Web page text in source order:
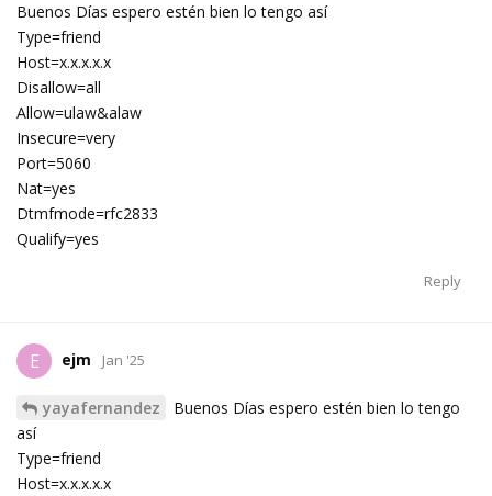
Buenos Días espero estén bien lo tengo así
Type=friend
Host=x.x.x.x.x
Disallow=all
Allow=ulaw&alaw
Insecure=very
Port=5060
Nat=yes
Dtmfmode=rfc2833
Qualify=yes
Reply
E ejm Jan '25
yayafernandez
Buenos Días espero estén bien lo tengo
así
Type=friend
Host=x.x.x.x.x